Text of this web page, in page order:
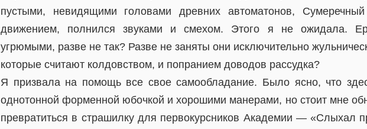
пустыми, невидящими головами древних автоматонов,
движением, полнился звуками и смехом. Этого я не ожидала.
угрюмыми, разве не так? Разве не заняты они исключительно
которые считают колдовством, и попранием доводов рассудка?
Я призвала на помощь все свое самообладание. Было ясно, что
однотонной форменной юбочкой и хорошими манерами, но стоит мне
превратиться в страшилку для первокурсников Академии — «Слыхал